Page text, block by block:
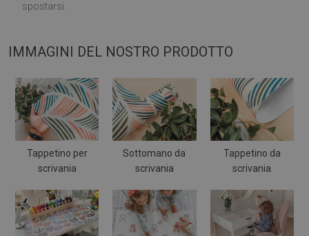
spostarsi.
IMMAGINI DEL NOSTRO PRODOTTO
Tappetino per
scrivania
Sottomano da
scrivania
Tappetino da
scrivania